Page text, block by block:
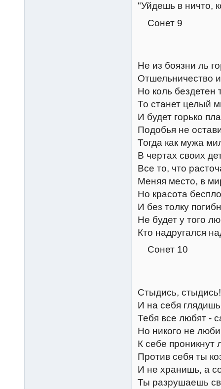
"Уйдешь в ничто,
Сонет 9
Не из боязни ль
Отшельничество
Но коль
То станет целый
И будет горько
Подобья не
Тогда как мужа
В чертах своих
Все то, что
Меняя место, в
Но красота
И без толку
Не будет у того
Кто надругался
Сонет 10
Стыдись,
И на себя
Тебя все любят -
Но никого не
К себе
Против себя ты
И не хранишь, а
Ты разрушаешь